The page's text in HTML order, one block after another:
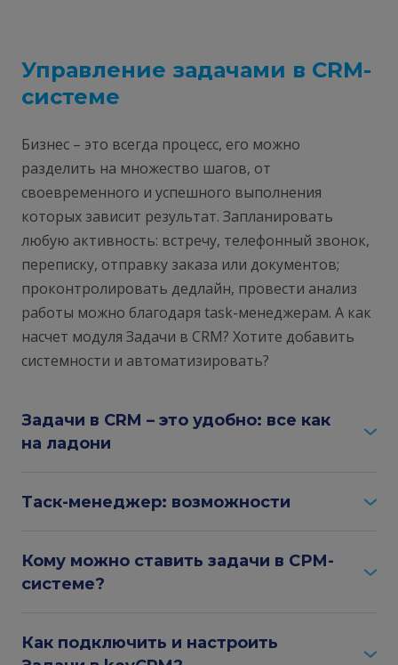
Управление задачами в CRM-
системе
Бизнес – это всегда процесс, его можно
разделить на множество шагов, от
своевременного и успешного выполнения
которых зависит результат. Запланировать
любую активность: встречу, телефонный звонок,
переписку, отправку заказа или документов;
проконтролировать дедлайн, провести анализ
работы можно благодаря task-менеджерам. А как
насчет модуля Задачи в CRM? Хотите добавить
системности и автоматизировать?
Задачи в CRM – это удобно: все как
на ладони
что, когда и каким образом выполнил;
различными приложениями, чтобы перенести
или сверить данные, не нужно.
Таск-менеджер: возможности
(карточкам воронок), получайте упоминания о
них и отслеживайте выполнение в одном
Доступны опции, которые помогают уточнить
Кому можно ставить задачи в СРМ-
системе?
инструментам настройки прав доступа и
Как подключить и настроить